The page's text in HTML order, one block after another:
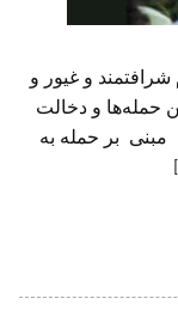
و غیور و
حمله‌ها و دخالت
مبنی بر حمله به